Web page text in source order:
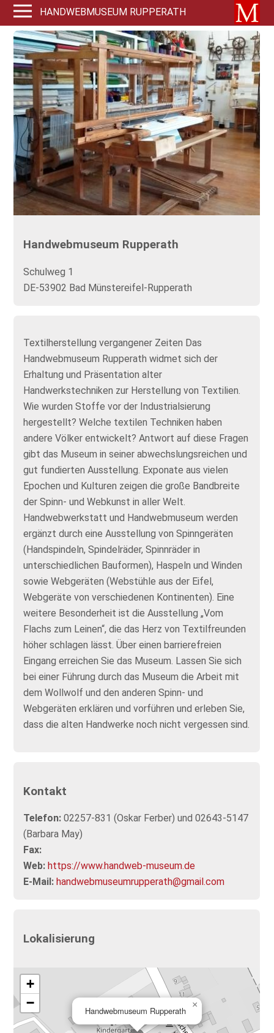
HANDWEBMUSEUM RUPPERATH
Handwebmuseum Rupperath
Schulweg 1
DE-53902 Bad Münstereifel-Rupperath
Textilherstellung vergangener Zeiten Das
Handwebmuseum Rupperath widmet sich der
Erhaltung und Präsentation alter
Handwerkstechniken zur Herstellung von Textilien.
Wie wurden Stoffe vor der Industrialsierung
hergestellt? Welche textilen Techniken haben
andere Völker entwickelt? Antwort auf diese Fragen
gibt das Museum in seiner abwechslungsreichen und
gut fundierten Ausstellung. Exponate aus vielen
Epochen und Kulturen zeigen die große Bandbreite
der Spinn- und Webkunst in aller Welt.
Handwebwerkstatt und Handwebmuseum werden
ergänzt durch eine Ausstellung von Spinngeräten
(Handspindeln, Spindelräder, Spinnräder in
unterschiedlichen Bauformen), Haspeln und Winden
sowie Webgeräten (Webstühle aus der Eifel,
Webgeräte von verschiedenen Kontinenten). Eine
weitere Besonderheit ist die Ausstellung „Vom
Flachs zum Leinen“, die das Herz von Textilfreunden
höher schlagen lässt. Über einen barrierefreien
Eingang erreichen Sie das Museum. Lassen Sie sich
bei einer Führung durch das Museum die Arbeit mit
dem Wollwolf und den anderen Spinn- und
Webgeräten erklären und vorführen und erleben Sie,
dass die alten Handwerke noch nicht vergessen sind.
Kontakt
Telefon: 02257-831 (Oskar Ferber) und 02643-5147
(Barbara May)
Fax:
Web: https://www.handweb-museum.de
E-Mail: handwebmuseumrupperath@gmail.com
Lokalisierung
Handwebmuseum Rupperath
×
+
−